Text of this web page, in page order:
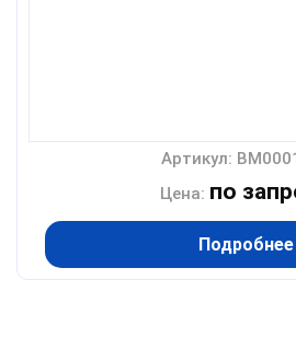
Артикул:
Цена: по
Подробнее